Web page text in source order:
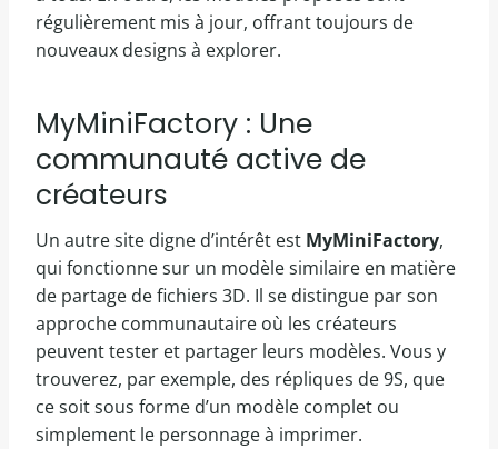
régulièrement mis à jour, offrant toujours de
nouveaux designs à explorer.
MyMiniFactory : Une
communauté active de
créateurs
Un autre site digne d’intérêt est MyMiniFactory,
qui fonctionne sur un modèle similaire en matière
de partage de fichiers 3D. Il se distingue par son
approche communautaire où les créateurs
peuvent tester et partager leurs modèles. Vous y
trouverez, par exemple, des répliques de 9S, que
ce soit sous forme d’un modèle complet ou
simplement le personnage à imprimer.